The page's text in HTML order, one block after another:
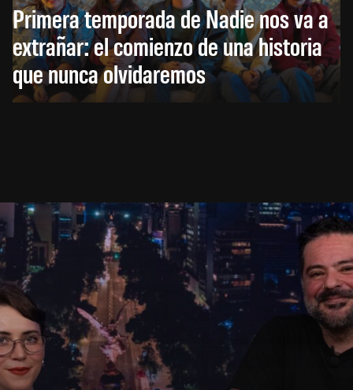
Primera temporada de Nadie nos va a
extrañar: el comienzo de una historia
que nunca olvidaremos